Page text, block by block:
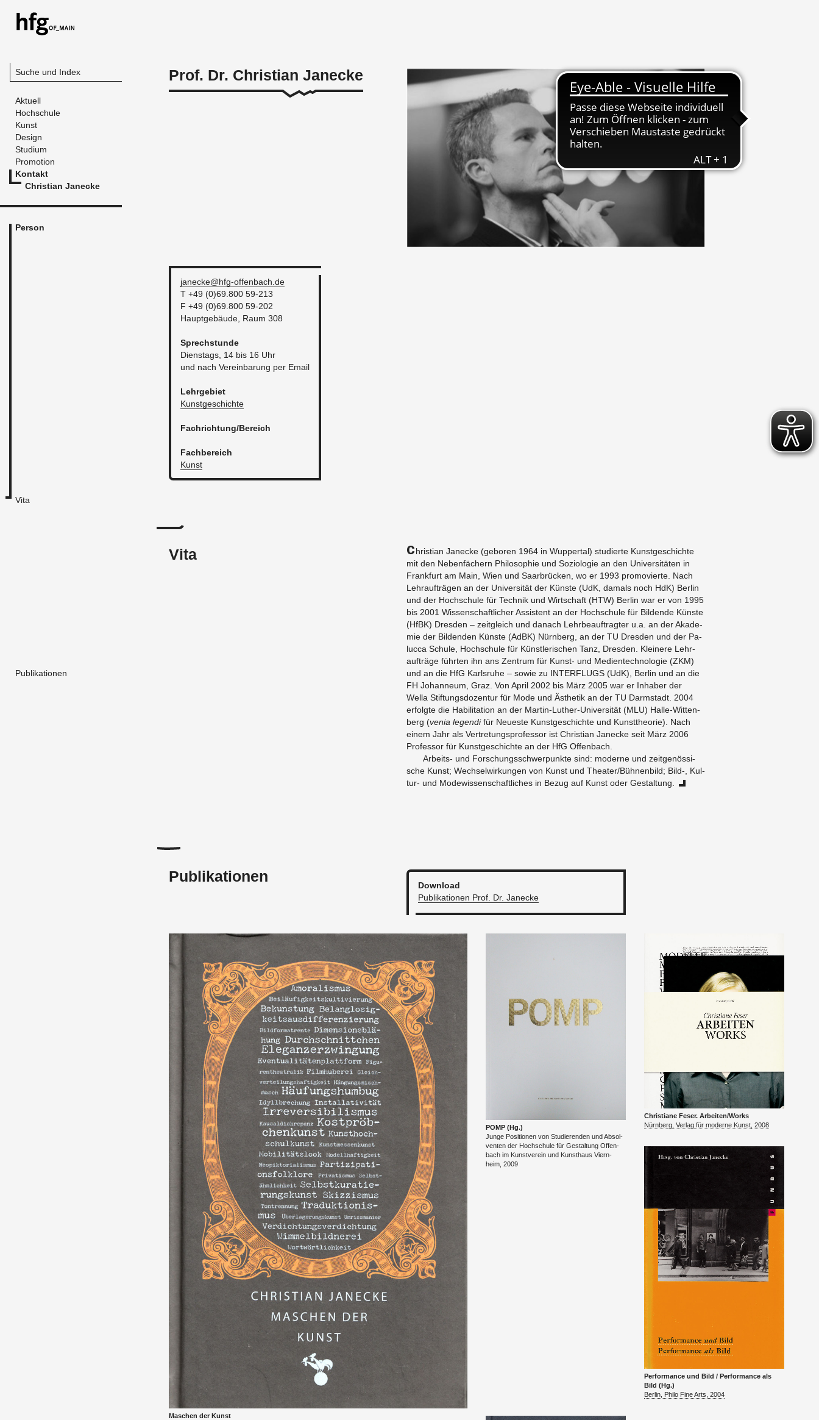
Suche und Index
Aktuell
Hochschule
Kunst
Design
Studium
Promotion
Kontakt
Christian Janecke
Person
Vita
Publikationen
Prof. Dr. Christian Janecke
janecke@​hfg-​offenbach.​de
T +49 (0)69.800 59-213
F +49 (0)69.800 59-202
Haupt­ge­bäu­de, Raum 308
Sprech­stun­de
Diens­tags, 14 bis 16 Uhr
und nach Ver­ein­ba­rung per Email
Lehr­ge­biet
Kunst­ge­schich­te
Fach­rich­tung/Be­reich
Fach­be­reich
Kunst
Vita Chris­ti­an Ja­n­ecke (ge­bo­ren 1964 in Wup­per­tal) stu­dier­te Kunst­ge­schich­te
mit den Ne­ben­fä­chern Phi­lo­so­phie und So­zio­lo­gie an den Uni­ver­si­tä­ten in
Frank­furt am Main, Wien und Saar­brü­cken, wo er 1993 pro­mo­vier­te. Nach
Lehr­auf­trä­gen an der Uni­ver­si­tät der Küns­te (UdK, da­mals noch HdK) Ber­lin
und der Hoch­schu­le für Tech­nik und Wirt­schaft (HTW) Ber­lin war er von 1995
bis 2001 Wis­sen­schaft­li­cher As­sis­tent an der Hoch­schu­le für Bil­den­de Küns­te
(HfBK) Dres­den – zeit­gleich und da­nach Lehr­be­auf­trag­ter u.a. an der Aka­de­
mie der Bil­den­den Küns­te (AdBK) Nürn­berg, an der TU Dres­den und der Pa­
luc­ca Schu­le, Hoch­schu­le für Künst­le­ri­schen Tanz, Dres­den. Klei­ne­re Lehr­
auf­trä­ge führ­ten ihn ans Zen­trum für Kunst- und Me­di­en­tech­no­lo­gie (ZKM)
und an die HfG Karls­ru­he – sowie zu IN­TER­FLUGS (UdK), Ber­lin und an die
FH Jo­han­ne­um, Graz. Von April 2002 bis März 2005 war er In­ha­ber der
Wella Stif­tungs­do­zen­tur für Mode und Äs­the­tik an der TU Darm­stadt. 2004
er­folg­te die Ha­bi­li­ta­ti­on an der Mar­tin-Lu­ther-Uni­ver­si­tät (MLU) Hal­le-Wit­ten­
berg (venia le­gen­difür Neu­es­te Kunst­ge­schich­te und Kunst­theo­rie). Nach
einem Jahr als Ver­tre­tungs­pro­fes­sor ist Chris­ti­an Ja­n­ecke seit März 2006
Pro­fes­sor für Kunst­ge­schich­te an der HfG Of­fen­bach.
Ar­beits- und For­schungs­schwer­punk­te sind: mo­der­ne und zeit­ge­nös­si­
sche Kunst; Wech­sel­wir­kun­gen von Kunst und Thea­ter/Büh­nen­bild; Bild-, Kul­
tur- und Mo­de­wis­sen­schaft­li­ches in Bezug auf Kunst oder Ge­stal­tung.
Publikationen
Down­load
Pu­bli­ka­tio­nen Prof. Dr. Ja­n­ecke
Ma­schen der Kunst
POMP (Hg.)
Junge Po­si­tio­nen von Stu­die­ren­den und Ab­sol­
ven­ten der Hoch­schu­le für Ge­stal­tung Of­fen­
bach im Kunst­ver­ein und Kunst­haus Viern­
heim, 2009
Chris­tia­ne Feser. Ar­bei­ten/Works
Nürn­berg, Ver­lag für mo­der­ne Kunst, 2008
Per­for­mance und Bild / Per­for­mance als
Bild (Hg.)
Ber­lin, Philo Fine Arts, 2004